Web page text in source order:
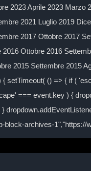
2023 Aprile 2023 Marzo
2021 Luglio 2019
2017 Ottobre 2017
Ottobre 2016
2015 Settembre 2015
setTimeout( () => { if (
=== event.key ) {
block-archives-